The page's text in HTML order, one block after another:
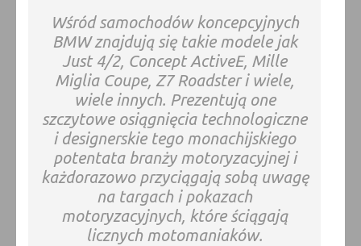
Wśród samochodów koncepcyjnych
BMW znajdują się takie modele jak
Just 4/2, Concept ActiveE, Mille
Miglia Coupe, Z7 Roadster i wiele,
wiele innych. Prezentują one
szczytowe osiągnięcia technologiczne
i designerskie tego monachijskiego
potentata branży motoryzacyjnej i
każdorazowo przyciągają sobą uwagę
na targach i pokazach
motoryzacyjnych, które ściągają
licznych motomaniaków.